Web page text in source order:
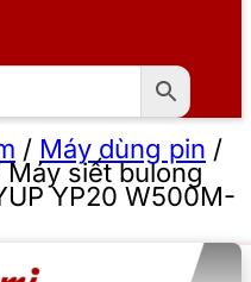
/ Máy dùng pin /
Máy siết bulong
YP20 W500M-